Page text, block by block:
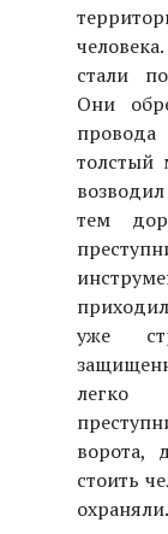
стали
Они
провода
толстый
тем
уже
легко
ворота,
стоить
охраняли.